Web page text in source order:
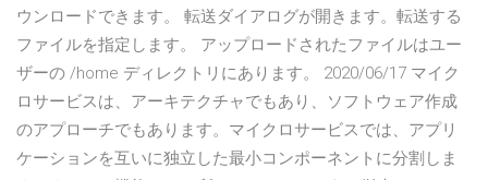
ウンロードできます。 転送ダイアログが開きます。転送する
ファイルを指定します。 アップロードされたファイルはユー
ザーの /home ディレクトリにあります。 2020/06/17 マイク
ロサービスは、アーキテクチャでもあり、ソフトウェア作成
のアプローチでもあります。マイクロサービスでは、アプリ
ケーションを互いに独立した最小コンポーネントに分割しま